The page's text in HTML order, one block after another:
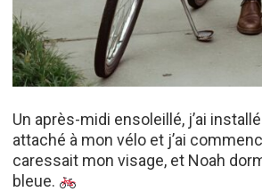
Un après-midi ensoleillé, j’ai
attaché à mon vélo et j’ai
caressait mon visage, et Noah
bleue.